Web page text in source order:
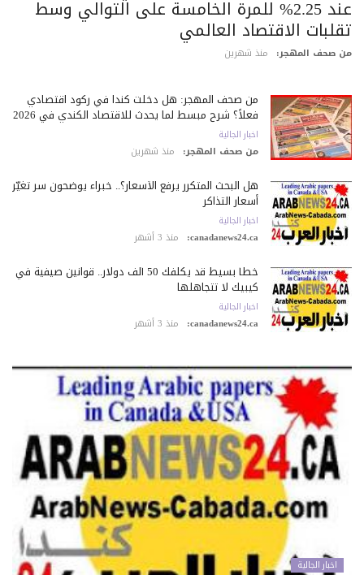
عند 2.25% للمرة الخامسة على التوالي وسط
الاقتصاد العالمي
صحف المهجر: منذ شهرين
من صحف المهجر: هل دخلت كندا في ركود اقتصادي
فعلاً؟ شرح مبسط لما يحدث للاقتصاد الكندي في 2026
اخبار الجالية
من صحف المهجر: منذ شهرين
هل البحث المتكرر يرفع الأسعار؟.. خبراء يوضحون سر تغيّر
أسعار التذاكر
اخبار الجالية
canadanews24.ca: منذ 3 أشهر
خطأ بسيط قد يكلّفك 50 ألف دولار.. قوانين صيفية في
كيبيك لا تتجاهلها
اخبار الجالية
canadanews24.ca: منذ 3 أشهر
اخبار الجالية